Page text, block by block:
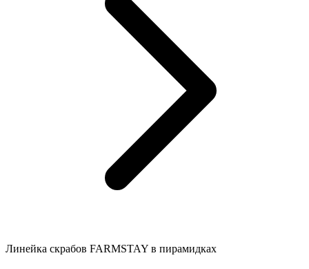
Линейка скрабов FARMSTAY в пирамидках